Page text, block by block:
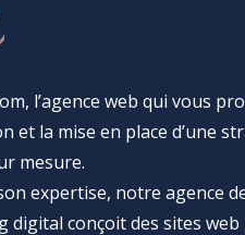
l’agence web qui vous
et la mise en place d’une
mesure.
expertise, notre agence
digital conçoit des sites web